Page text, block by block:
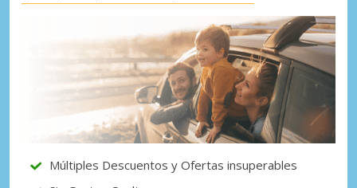
Múltiples Descuentos y Ofertas insuperables